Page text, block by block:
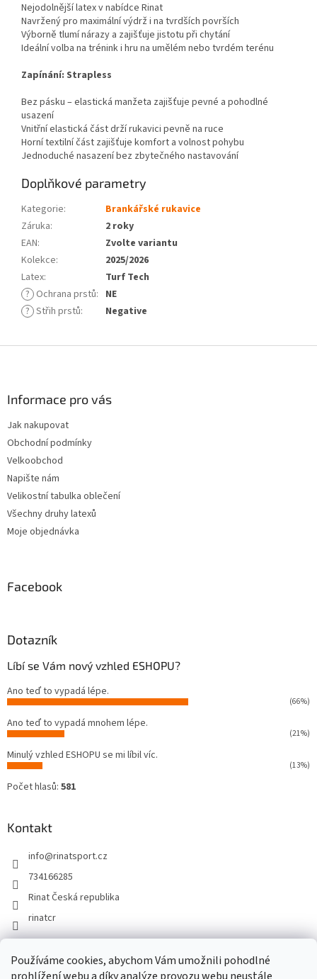
Používáme cookies, abychom Vám umožnili pohodlné
Nejodolnější latex v nabídce Rinat
Navržený pro maximální výdrž i na tvrdších površích
Výborně tlumí nárazy a zajišťuje jistotu při chytání
Ideální volba na trénink i hru na umělém nebo tvrdém terénu
Zapínání: Strapless
Bez pásku – elastická manžeta zajišťuje pevné a pohodlné
usazení
Vnitřní elastická část drží rukavici pevně na ruce
Horní textilní část zajišťuje komfort a volnost pohybu
Jednoduché nasazení bez zbytečného nastavování
Doplňkové parametry
Kategorie:
Brankářské rukavice
Záruka:
2 roky
EAN:
Zvolte variantu
Kolekce:
2025/2026
Latex:
Turf Tech
? Ochrana prstů: NE
? Střih prstů: Negative
Informace pro vás
Jak nakupovat
Obchodní podmínky
Velkoobchod
Napište nám
Velikostní tabulka oblečení
Všechny druhy latexů
Moje objednávka
Facebook
Dotazník
Líbí se Vám nový vzhled ESHOPU?
Ano teď to vypadá lépe.
(66%)
Ano teď to vypadá mnohem lépe.
(21%)
Minulý vzhled ESHOPU se mi líbil víc.
(13%)
Počet hlasů: 581
Kontakt
info@rinatsport.cz
734166285
Rinat Česká republika
rinatcr
Rinat Europe www.sport4outlet.cz